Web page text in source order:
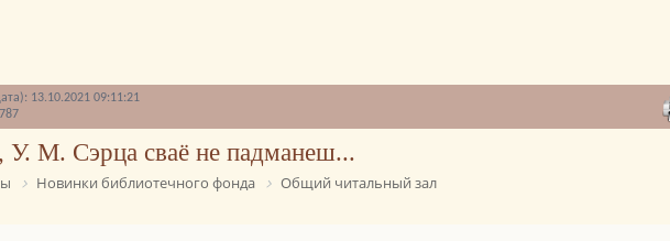
13.10.2021 09:11:21
У. М. Сэрца сваё не падманеш...
Новинки библиотечного фонда Общий читальный зал